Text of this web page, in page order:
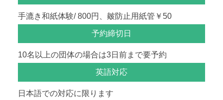
手漉き和紙体験/ 800円、皴防止用紙管￥50
予約締切日
10名以上の団体の場合は3日前まで要予約
英語対応
日本語での対応に限ります